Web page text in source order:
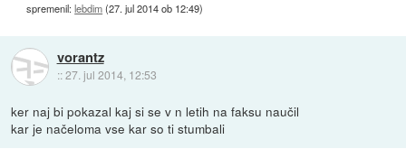
spremenil:lebdim(27. jul 2014 ob 12:49)
vorantz
::27. jul 2014, 12:53
ker naj bi pokazal kaj si se v n letih na faksu naučil
kar je načeloma vse kar so ti stumbali